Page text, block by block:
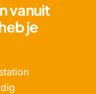
vanuit
je